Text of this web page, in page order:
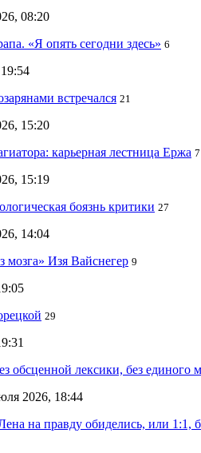
08:20
«Я опять сегодни здесь» 6
встречался 21
15:20
карьерная лестница Ержа 7
15:19
боязнь критики 27
14:04
Изя Вайснегер 9
29
обсценной лексики, без единого
2026, 18:44
на правду обиделись, или 1:1,